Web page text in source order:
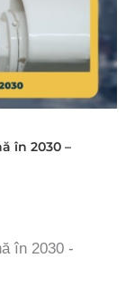
în 2030 –
în 2030 -